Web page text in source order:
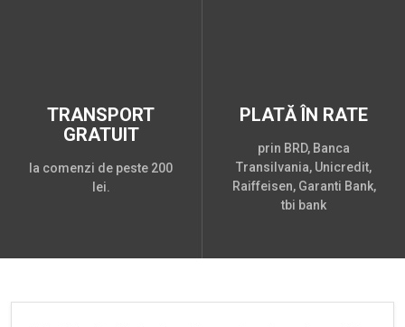
TRANSPORT
GRATUIT
la comenzi de peste 200
lei.
PLATĂ ÎN RATE
prin BRD, Banca
Transilvania, Unicredit,
Raiffeisen, Garanti Bank,
tbi bank